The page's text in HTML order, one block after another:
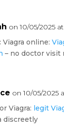
on 10/05/2025 at
Viagra online:
– no doctor visit
on 10/05/2025
Viagra: legit
discreetly